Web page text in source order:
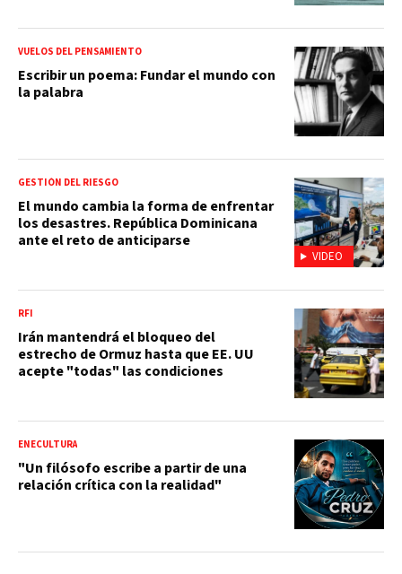
VUELOS DEL PENSAMIENTO
Escribir un poema: Fundar el mundo con
la palabra
VIDEO
GESTIÓN DEL RIESGO
El mundo cambia la forma de enfrentar
los desastres. República Dominicana
ante el reto de anticiparse
RFI
Irán mantendrá el bloqueo del
estrecho de Ormuz hasta que EE. UU
acepte "todas" las condiciones
ENECULTURA
"Un filósofo escribe a partir de una
relación crítica con la realidad"